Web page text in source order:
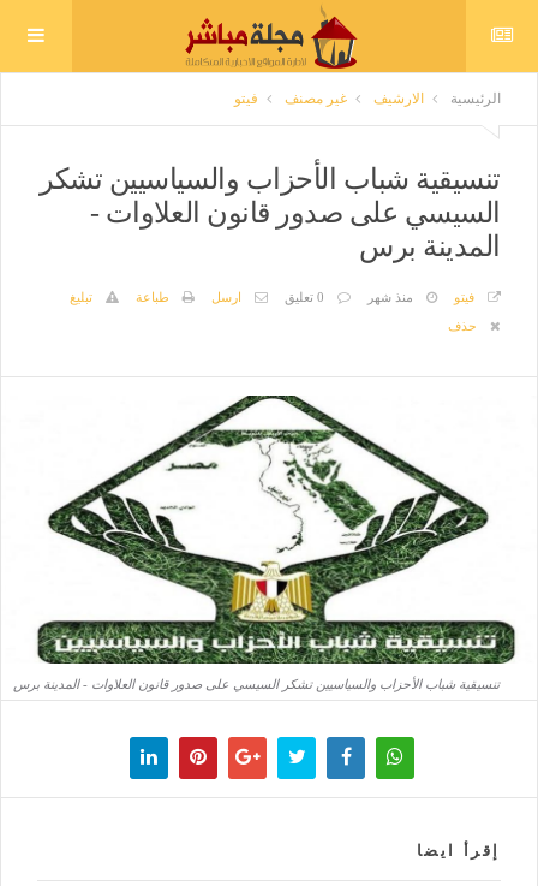
الرئيسية الارشيف غير مصنف فيتو
تنسيقية شباب الأحزاب والسياسيين تشكر
السيسي على صدور قانون العلاوات -
المدينة برس
فيتو منذ شهر 0 تعليق ارسل طباعة
تبليغ
حذف
تنسيقية شباب الأحزاب والسياسيين تشكر السيسي على صدور قانون العلاوات - المدينة برس
إقرأ ايضا